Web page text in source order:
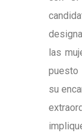
las
puesto
su